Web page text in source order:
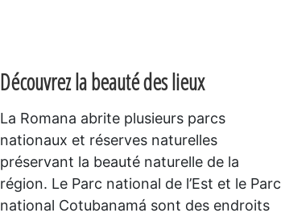
Découvrez la beauté des lieux
La Romana abrite plusieurs parcs
nationaux et réserves naturelles
préservant la beauté naturelle de la
région. Le Parc national de l’Est et le Parc
national Cotubanamá sont des endroits